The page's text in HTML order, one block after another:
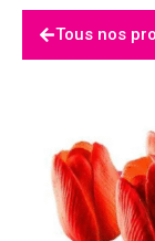
Tous nos